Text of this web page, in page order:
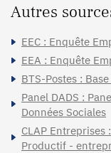
Autres
EEC : Enquête
EEA : Enquête
BTS-Postes :
Panel DADS :
Données Sociales
CLAP Entreprises
Productif -